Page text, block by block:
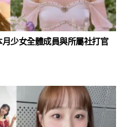
少女全體成員與所屬社打官